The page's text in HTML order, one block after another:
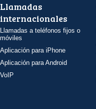
Llamadas
internacionales
Llamadas a teléfonos fijos o
móviles
Aplicación para iPhone
Aplicación para Android
VoIP